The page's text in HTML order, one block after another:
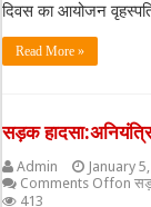
दिवस का आयोजन
Read More »
सड़क
Admin
January
Comments Offon
413